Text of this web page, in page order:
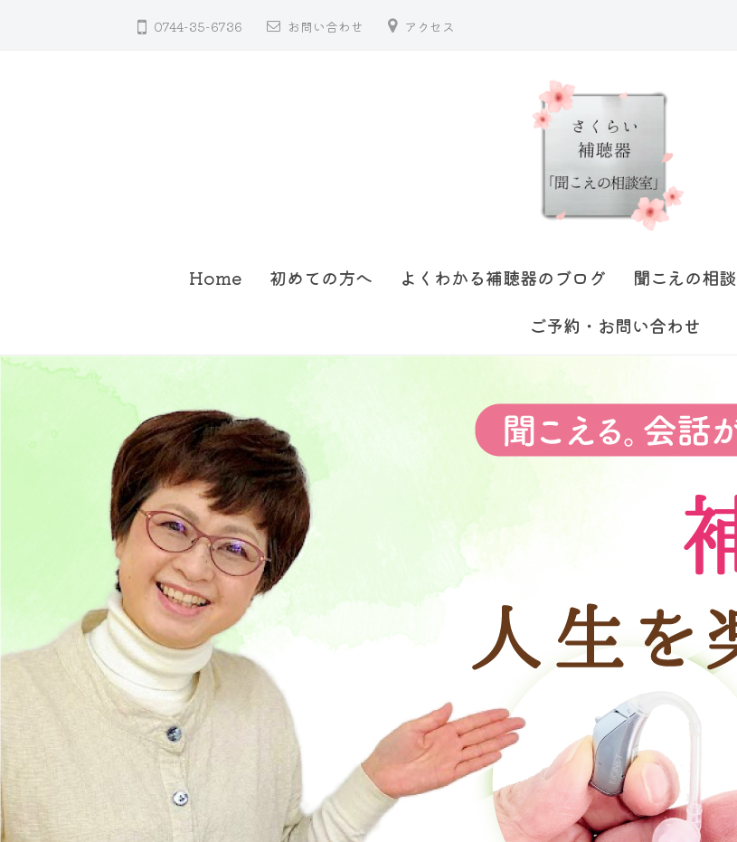
0744-35-6736 お問い合わせ アクセス
器
井
補
聴
器
・
聞
え
の
相
談
室
Home 初めての方へ よくわかる補聴器のブログ 聞こえの相談
ご予約・お問い合わせ
聴